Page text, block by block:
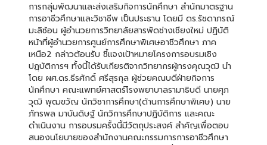
การกลุ่มพัฒนาและส่งเสริมกิจการนักศึกษา สำนักมาตรฐาน
การอาชีวศึกษาและวิชาชีพ เป็นประธาน โดยมี ดร.รัชดาภรณ์
มะลิซ้อน ผู้อำนวยการวิทยาลัยสารพัดช่างเชียงใหม่ ปฏิบัติ
หน้าที่ผู้อำนวยการศูนย์การศึกษาพิเศษอาชีวศึกษา ภาค
เหนือ2 กล่าวต้อนรับ ชี้แจงเป้าหมายโครงการอบรมเชิง
ปฏฺบัติการฯ ทั้งนี้ได้รับเกียรติจากวิทยากรผู้ทรงคุณวุฒิ นำ
โดย ผศ.ดร.ธีรศักดิ์ ศรีสุรกุล ผู้ช่วยคณบดีฝ่ายกิจการ
นักศึกษา คณะแพทย์ศาสตร์โรงพยาบาลรามาธิบดี นายศุภ
วุฒิ พุฒขวัญ นักวิชาการศึกษา(ด้านการศึกษาพิเศษ) นาย
ภัทรพล มาบันดิษฐ์ นักวิการศึกษาปฏิบัติการ และคณะ
ดำเนินงาน การอบรมครั้งนี้มีวัตถุประสงค์ สำคัญเพื่อตอบ
สนองนโยบายของสำนักงานคณะกรรมการการอาชีวศึกษา